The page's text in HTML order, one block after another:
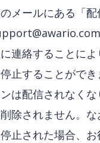
メールにある「
連絡することに
止することができ
は配信されなく
除されません。
止された場合、